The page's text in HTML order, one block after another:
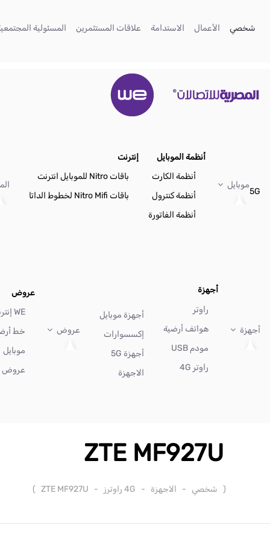
شخصي
الأعمال الاستدامة
(current) علاقات المستثمرين
(current) المسئولية
5G
موبايل
أنظمة الموبايل
أنظمة الكارت
أنظمة كنترول
أنظمة الفاتورة
إنترنت
باقات Nitro للموبايل انترنت
باقات Nitro Mifi لخطوط الداتا
أجهزة
أجهزة
راوتر
هواتف أرضية
مودم USB
راوتر 4G
أجهزة موبايل
إكسسوارات
أجهزة 5G
الاجهزة
عروض
عروض
WE إنترنت
خط
موبايل
عروض
ZTE MF927U
( شخصي - الاجهزة - 4G راوترز -
ZTE MF927U
)